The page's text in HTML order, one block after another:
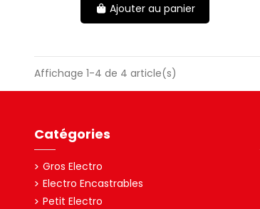
Ajouter au panier
Affichage 1-4 de 4 article(s)
Catégories
Gros Electro
Electro Encastrables
Petit Electro